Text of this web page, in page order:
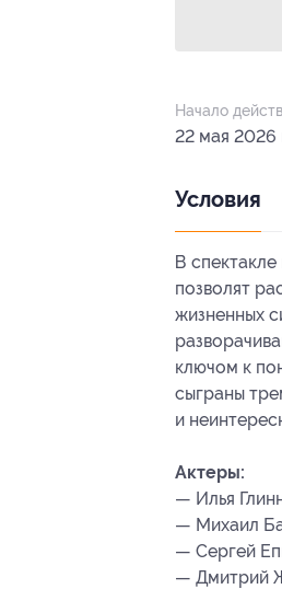
Начало
22 мая 2026
Условия
В
позволят
жизненных
ключом к
сыграны
и
Актеры:
— Илья
— Михаил
— Сергей
— Дмитрий